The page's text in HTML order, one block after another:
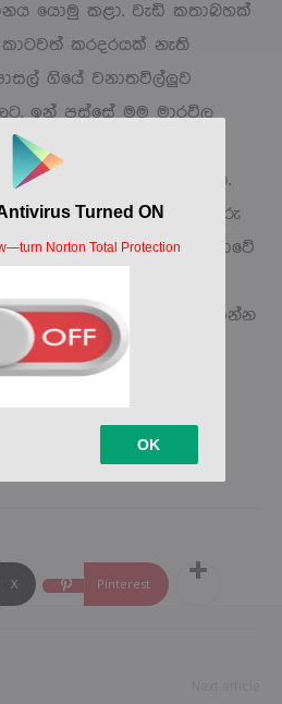
යොමු කළා. වැඩි කතාබහක්
කරදරයක් නැති
ගියේ වනාතවිල්ලුව
ඉන් පස්සේ මම මාරවිල
එයා හොඳට ඉගෙන
දි ගුවන් හමුදාවට බැඳුණා.
ගුවන් යානා විදුලි ඉංජිනේරු
දැක්වීම නිසාම ඉන්දියාවේ
එහෙම දක්ෂයෙක් මගේ
මරණය අපිට දරා ගන්න
X Pinterest